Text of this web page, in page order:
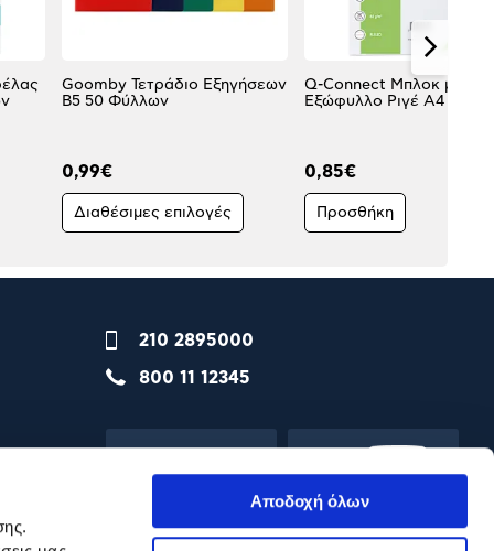
Αποδοχή όλων
Goomby Τετράδιο Εξηγήσεων
Β5 50 Φύλλων
0,99€
Διαθέσιμες επιλογές
Q-Connect Μπλοκ με
Εξώφυλλο Ριγέ A4 50Φ
0,85€
Προσθήκη
210 2895000
800 11 12345